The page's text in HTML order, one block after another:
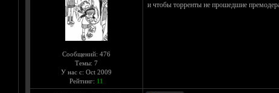
Сообщений: 476
Темы: 7
У нас с: Oct 2009
Рейтинг: 11
и чтобы торренты не прошедшие